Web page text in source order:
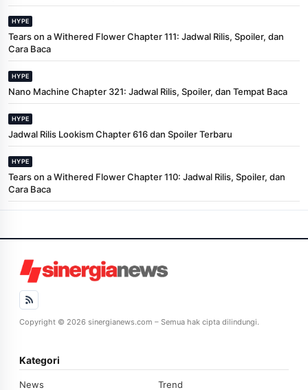
HYPE
Tears on a Withered Flower Chapter 111: Jadwal Rilis, Spoiler, dan
Cara Baca
HYPE
Nano Machine Chapter 321: Jadwal Rilis, Spoiler, dan Tempat Baca
HYPE
Jadwal Rilis Lookism Chapter 616 dan Spoiler Terbaru
HYPE
Tears on a Withered Flower Chapter 110: Jadwal Rilis, Spoiler, dan
Cara Baca
Copyright © 2026 sinergianews.com – Semua hak cipta dilindungi.
Kategori
News Trend